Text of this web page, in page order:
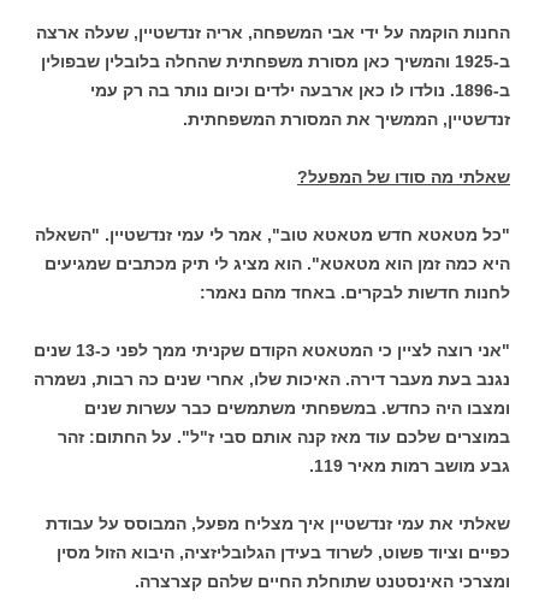
החנות הוקמה על ידי אבי המשפחה, אריה זנדשטיין, שעלה ארצה
ב-1925 והמשיך כאן מסורת משפחתית שהחלה בלובלין שבפולין
ב-1896. נולדו לו כאן ארבעה ילדים וכיום נותר בה רק עמי
זנדשטיין, הממשיך את המסורת המשפחתית.
שאלתי מה סודו של המפעל?
"כל מטאטא חדש מטאטא טוב", אמר לי עמי זנדשטיין. "השאלה
היא כמה זמן הוא מטאטא". הוא מציג לי תיק מכתבים שמגיעים
לחנות חדשות לבקרים. באחד מהם נאמר:
"אני רוצה לציין כי המטאטא הקודם שקניתי ממך לפני כ-13 שנים
נגנב בעת מעבר דירה. האיכות שלו, אחרי שנים כה רבות, נשמרה
ומצבו היה כחדש. במשפחתי משתמשים כבר עשרות שנים
במוצרים שלכם עוד מאז קנה אותם סבי ז"ל". על החתום: זהר
גבע מושב רמות מאיר 119.
שאלתי את עמי זנדשטיין איך מצליח מפעל, המבוסס על עבודת
כפיים וציוד פשוט, לשרוד בעידן הגלובליזציה, היבוא הזול מסין
ומצרכי האינסטנט שתוחלת החיים שלהם קצרצרה.